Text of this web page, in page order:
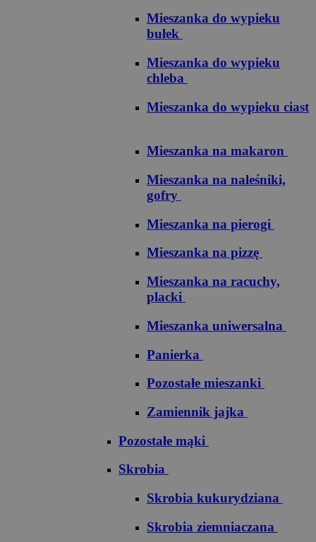
Mieszanka do wypieku
bułek
Mieszanka do wypieku
chleba
Mieszanka do wypieku ciast
Mieszanka na makaron
Mieszanka na naleśniki,
gofry
Mieszanka na pierogi
Mieszanka na pizzę
Mieszanka na racuchy,
placki
Mieszanka uniwersalna
Panierka
Pozostałe mieszanki
Zamiennik jajka
Pozostałe mąki
Skrobia
Skrobia kukurydziana
Skrobia ziemniaczana